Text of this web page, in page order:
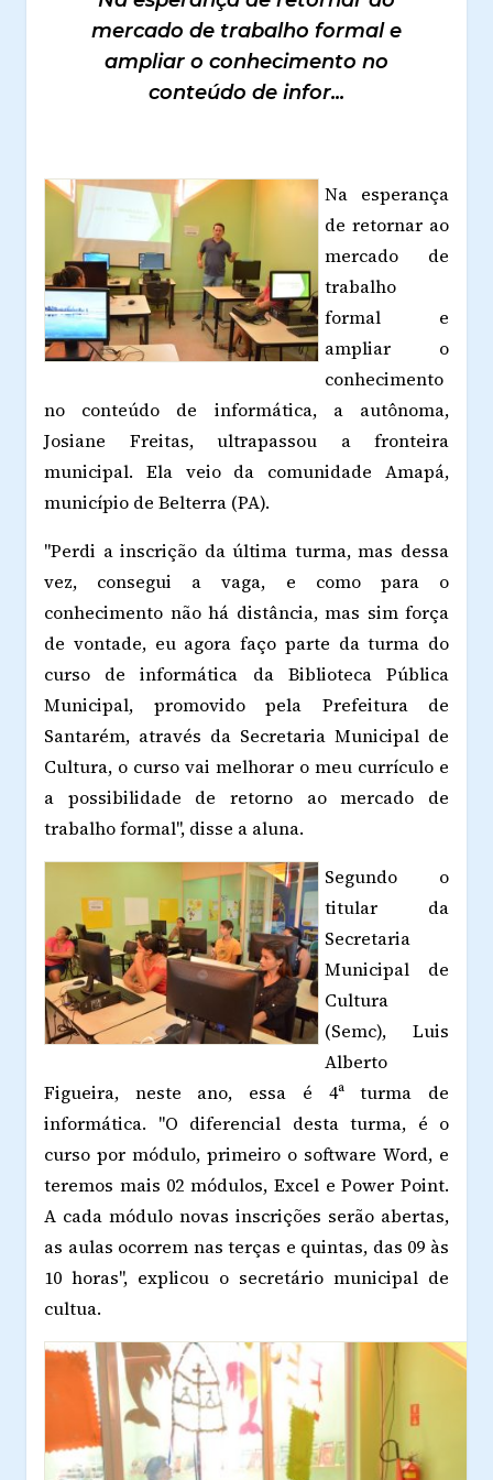
mercado de trabalho formal e
ampliar o conhecimento no
conteúdo de infor...
Na esperança
de retornar ao
mercado de
trabalho
formal e
ampliar o
conhecimento
no conteúdo de informática, a autônoma,
Josiane Freitas, ultrapassou a fronteira
municipal. Ela veio da comunidade Amapá,
município de Belterra (PA).
"Perdi a inscrição da última turma, mas dessa
vez, consegui a vaga, e como para o
conhecimento não há distância, mas sim força
de vontade, eu agora faço parte da turma do
curso de informática da Biblioteca Pública
Municipal, promovido pela Prefeitura de
Santarém, através da Secretaria Municipal de
Cultura, o curso vai melhorar o meu currículo e
a possibilidade de retorno ao mercado de
trabalho formal", disse a aluna.
Segundo o
titular da
Secretaria
Municipal de
Cultura
(Semc), Luis
Alberto
Figueira, neste ano, essa é 4ª turma de
informática. "O diferencial desta turma, é o
curso por módulo, primeiro o software Word, e
teremos mais 02 módulos, Excel e Power Point.
A cada módulo novas inscrições serão abertas,
as aulas ocorrem nas terças e quintas, das 09 às
10 horas", explicou o secretário municipal de
cultua.